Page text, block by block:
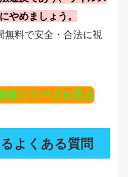
やめましょう。
無料で安全・合法に視
猿シリーズを見る
よくある質問